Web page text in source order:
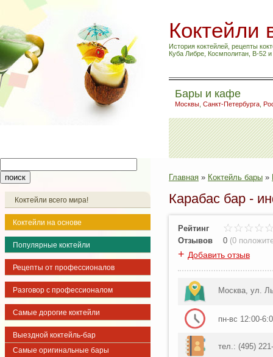
Коктейли
История коктейлей, рецепты
Куба Либре, Космполитан, B-52
Бары и кафе
Москвы Санкт-Петербурга
Коктейли всего мира!
Коктейли на основе
Популярные коктейли
Рецепты от профессионалов
Разговор с профессионалом
Самые дорогие коктейли
Выездной коктейль-бар
Самые оригинальные бары
Главная » Коктейль бары »
Карабас бар -
Рейтинг
Отзывов
0 (0
+ Добавить отзыв
Москва, ул.
пн-вс 12:00-
тел.: (495)